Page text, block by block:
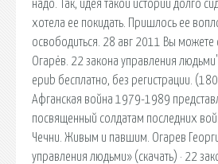
надо. Так, идея такой истории долго
хотела ее покидать. Пришлось ее
освободиться. 28 авг 2011 Вы можете
Огарёв. 22 закона управления
epub бесплатно, без регистрации.
Афганская война 1979-1989
посвященный солдатам последних
Чечни. Живым и павшим. Огарев
управления людьми» (скачать) · 22